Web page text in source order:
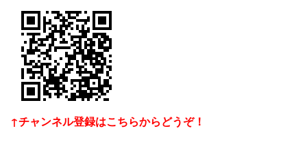
↑チャンネル登録はこちらからどうぞ！